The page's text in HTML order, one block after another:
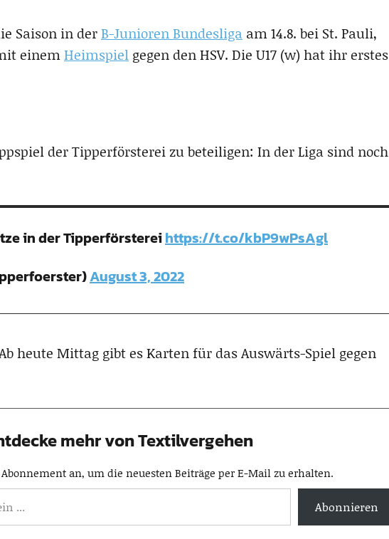
Saison in derB-Junioren Bundesliga am 14.8. bei St. Pauli,
einemHeimspiel gegen den HSV. Die U17 (w) hat ihr erstes
der Tipperförsterei zu beteiligen: In der Liga sind noch
in der Tipperförstereihttps://t.co/kbP9wPsAgl
August 3, 2022
heute Mittag gibt es Karten für das Auswärts-Spiel gegen
mehr von Textilvergehen
an, um die neuesten Beiträge per E-Mail zu erhalten.
Abonnieren